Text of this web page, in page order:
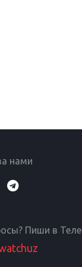
нами
Пиши в